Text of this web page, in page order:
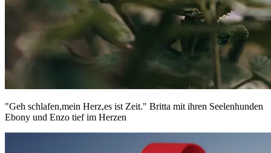
"Geh schlafen,mein Herz,es ist Zeit." Britta mit ihren Seelenhunden
Ebony und Enzo tief im Herzen